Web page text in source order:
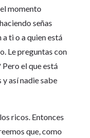
momento
señas
a ti o a quien está
Le preguntas con
Pero el que está
y así nadie sabe
ricos. Entonces
que, como